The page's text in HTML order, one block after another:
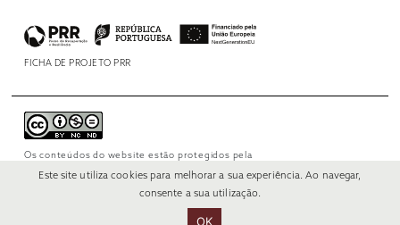
FICHA DE PROJETO PRR
Os conteúdos do website estão protegidos pela
NonCommercial-NoDerivs 4.0 International.
Este site utiliza cookies para melhorar a sua experiência. Ao navegar,
consente a sua utilização.
OK